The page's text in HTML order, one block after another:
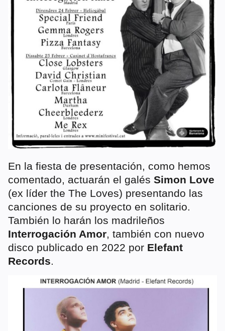
En la fiesta de presentación, como hemos
comentado, actuarán el galés Simon Love
(ex líder the The Loves) presentando las
canciones de su proyecto en solitario.
También lo harán los madrileños
Interrogación Amor, también con nuevo
disco publicado en 2022 por Elefant
Records.